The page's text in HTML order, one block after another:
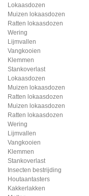
Lokaasdozen
Muizen lokaasdozen
Ratten lokaasdozen
Wering
Lijmvallen
Vangkooien
Klemmen
Stankoverlast
Lokaasdozen
Muizen lokaasdozen
Ratten lokaasdozen
Muizen lokaasdozen
Ratten lokaasdozen
Wering
Lijmvallen
Vangkooien
Klemmen
Stankoverlast
Insecten bestrijding
Houtaantasters
Kakkerlakken